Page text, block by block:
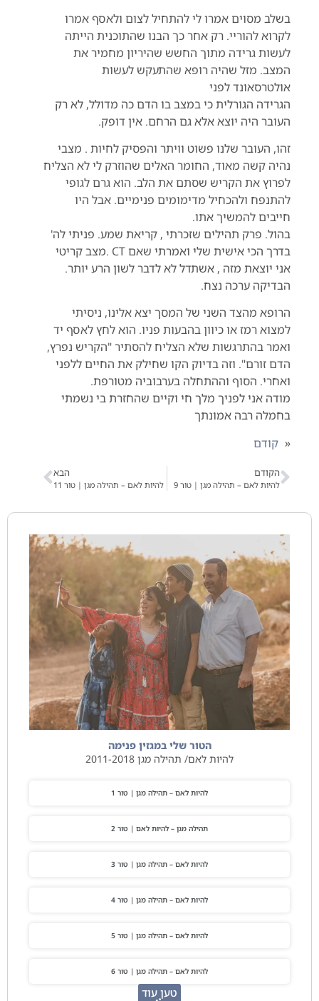
בשלב מסוים אמרו לי להתחיל לצום ולאסף אמרו
לקרוא להוריי. רק אחר כך הבנו שהתוכנית הייתה
לעשות גרידה מתוך החשש שהיריון מחמיר את
המצב. מזל שהיה רופא שהתעקש לעשות
אולטרסאונד לפני
הגרידה הגורלית כי במצב בו הדם כה מדולל, לא רק
העובר היה יוצא אלא גם הרחם. אין דופק.
זהו, העובר שלנו פשוט וויתר והפסיק לחיות . מצבי
נהיה קשה מאוד, החומר האלים שהוזרק לי לא הצליח
לפרוץ את הקריש שסתם את הלב. הוא גרם לגופי
להתנפח ולהכחיל מדימומים פנימיים. אבל היו
חייבים להמשיך אתו.
בהול. פרק תהילים שזכרתי , קריאת שמע. פניתי לה'
בדרך הכי אישית שלי ואמרתי שאם CT .מצב קריטי
אני יוצאת מזה , אשתדל לא לדבר לשון הרע יותר.
הבדיקה ערכה נצח.
הרופא מהצד השני של המסך יצא אלינו, ניסיתי
למצוא רמז או כיוון בהבעות פניו. הוא לחץ לאסף יד
ואמר בהתרגשות שלא הצליח להסתיר "הקריש נפרץ,
הדם זורם". וזה בדיוק הקו שחילק את החיים ללפני
ואחרי. הסוף וההתחלה בערבוביה מטורפת.
מודה אני לפניך מלך חי וקיים שהחזרת בי נשמתי
בחמלה רבה אמונתך
« קודם
הקודם
להיות לאם – תהילה מגן | טור 9
הבא
להיות לאם – תהילה מגן | טור 11
הטור שלי במגזין פנימה
להיות לאם/ תהילה מגן 2011-2018
להיות לאם – תהילה מגן | טור 1
תהילה מגן – להיות לאם | טור 2
להיות לאם – תהילה מגן | טור 3
להיות לאם – תהילה מגן | טור 4
להיות לאם – תהילה מגן | טור 5
להיות לאם – תהילה מגן | טור 6
טען עוד